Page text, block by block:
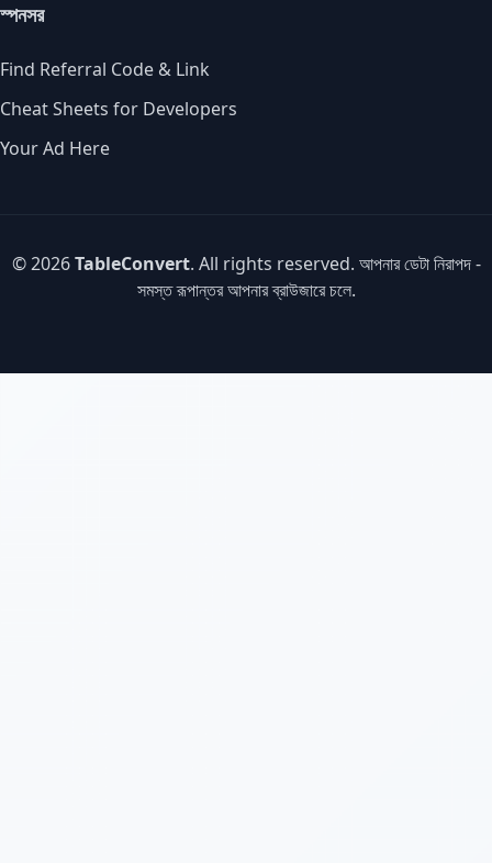
স্পনসর
Find Referral Code & Link
Cheat Sheets for Developers
Your Ad Here
© 2026TableConvert. All rights reserved. আপনার ডেটা নিরাপদ -
সমস্ত রূপান্তর আপনার ব্রাউজারে চলে.